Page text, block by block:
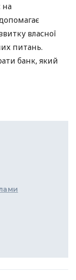
на
власної
питань.
банк, який